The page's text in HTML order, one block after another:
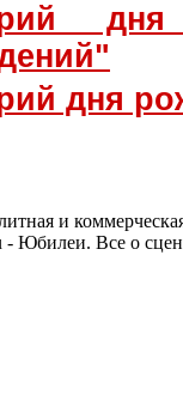
дня
и
- Юбилеи. Все о